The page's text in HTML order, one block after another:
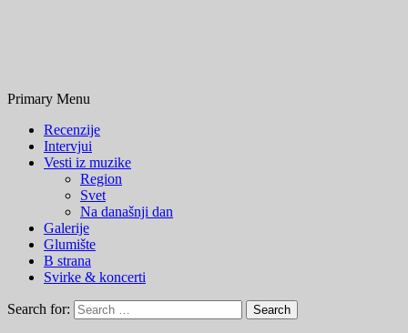
Primary Menu
Recenzije
Intervjui
Vesti iz muzike
Region
Svet
Na današnji dan
Galerije
Glumište
B strana
Svirke & koncerti
Search for: